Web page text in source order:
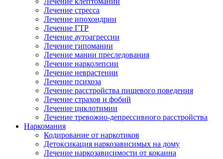
Лечение стресса
Лечение ипохондрии
Лечение ГТР
Лечение аутоагрессии
Лечение гипомании
Лечение мании преследования
Лечение нарколепсии
Лечение неврастении
Лечение психоза
Лечение расстройства пищевого поведения
Лечение страхов и фобий
Лечение циклотимии
Лечение тревожно-депрессивного расстройства
Наркомания
Кодирование от наркотиков
Детоксикация наркозависимых на дому
Лечение наркозависимости от кокаина